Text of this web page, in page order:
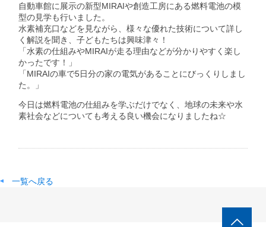
自動車館に展示の新型MIRAIや創造工房にある燃料電池の模
型の見学も行いました。
水素補充口などを見ながら、様々な優れた技術について詳し
く解説を聞き、子どもたちは興味津々！
「水素の仕組みやMIRAIが走る理由などが分かりやすく楽し
かったです！」
「MIRAIの車で5日分の家の電気があることにびっくりしまし
た。」
今日は燃料電池の仕組みを学ぶだけでなく、地球の未来や水
素社会などについても考える良い機会になりましたね☆
一覧へ戻る
